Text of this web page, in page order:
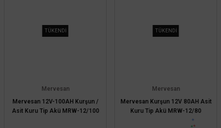
TÜKENDİ
Mervesan
Mervesan 12V-100AH Kurşun /
Asit Kuru Tip Akü MRW-12/100
TÜKENDİ
Mervesan
Mervesan Kurşun 12V 80AH Asit
Kuru Tip Akü MRW-12/80